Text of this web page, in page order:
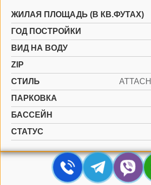
ЖИЛАЯ ПЛОЩАДЬ (В КВ.ФУТАХ)
ГОД ПОСТРОЙКИ
ВИД НА ВОДУ
ZIP
СТИЛЬ
ПАРКОВКА
БАССЕЙН
СТАТУС